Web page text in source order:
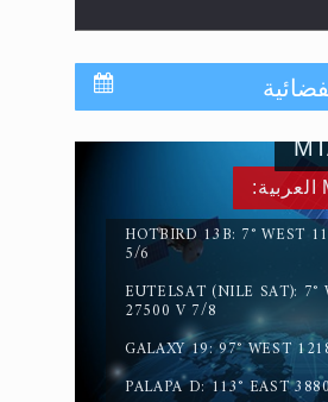
المسيح الدجال
قاضٍ وحكمٌ على السنة
عليها.. ليس العكس
HOTBIRD 13B: 7° WEST
5/6
EUTELSAT (NILE SAT):
27500 V 7/8
GALAXY 19: 97° WEST
PALAPA D: 113° EAST